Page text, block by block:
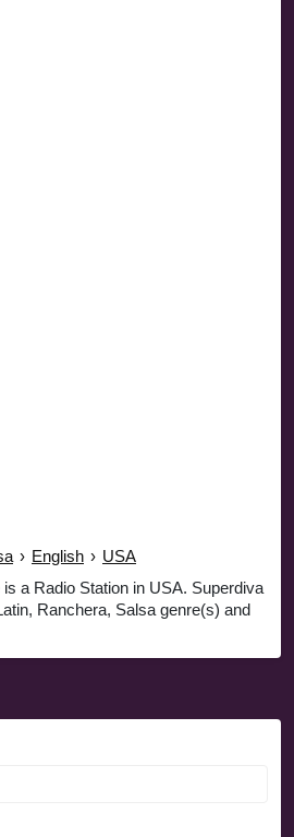
› English › USA
a Radio Station in USA. Superdiva
Ranchera, Salsa genre(s) and